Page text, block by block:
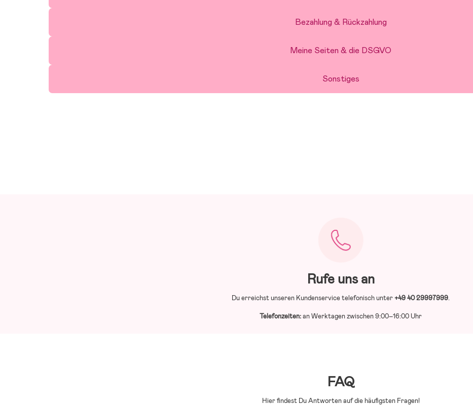
Rufe uns an
Du erreichst unseren Kundenservice telefonisch unter+49 40 29997999.
Telefonzeiten:an Werktagen zwischen 9:00–16:00 Uhr
FAQ
Hier findest Du Antworten auf die häufigsten Fragen!